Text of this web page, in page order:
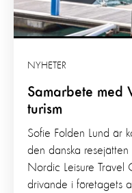
Samarbete med
turism
NYHETER
Sofie Folden Lund är
den danska resejätten
Nordic Leisure Travel
drivande i företagets